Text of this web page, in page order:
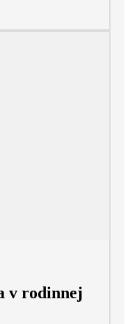
v rodinnej